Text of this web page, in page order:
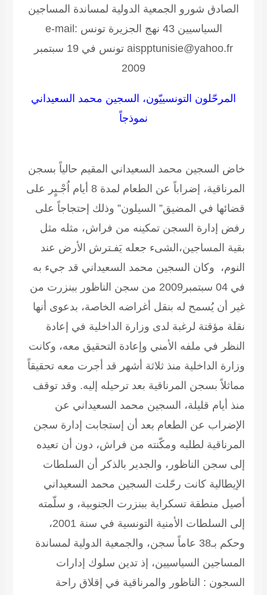
الصادق شورو الجمعية الدولية لمساندة المساجين
السياسيين
43 نهج الجزيرة تونس e-mail:
aispptunisie@yahoo.fr تونس في 19 سبتمبر
2009
المرحّلون التونسييّون، السجين محمد السعيداني
نموذجاً
خاض السجين محمد السعيداني المقيم حالياً بسجن
المرناقية، إضراباً عن الطعام لمدة 8 أيام اُجْـبٍر على
قضائها في المضيق” السيلون” وذلك إحتجاجاً على
رفض إدارة السجن تمكينه من فراش، مثله مثل
بقية المساجين،الشىء جعله يَفـترش الأرض عند
النوم، وكان السجين محمد السعيداني قد جيء به
في 04 سبتمبر2009 من سجن الناظور ببنزرت من
غير أن يُسمح له بنقل أغراضه الخاصة، بدعوى أنها
نقلة مؤقتة لرغبة لدى وزارة الداخلية في إعادة
النظر في ملفه الأمني وإعادة التحقيق معه، وكانت
وزارة الداخلية منذ ثلاثة أشهر قد أجرت معه تحقيقاً
مماثلاً بسجن المرناقية بعد ترحيله إليه. وقد توقف
منذ أيام قليلة، السجين محمد السعيداني عن
الإضراب عن الطعام بعد أن إستجابت إدارة سجن
المرناقية لطلبه ومكّنته من فراش، دون أن تعيده
إلى سجن الناظور، والجدير بالذكر أن السلطات
الإيطالية كانت رحّلت السجين محمد السعيداني
أصيل منطقة تسكراية ببنزرت الجنوبية، و سلّمته
إلى السلطات الأمنية التونسية في سنة 2001،
وحكم بـ38 عاماً سجن، والجمعية الدولية لمساندة
المساجين السياسيين، إذ تدين سلوك إدارات
السجون : الناظور والمرناقية في إقلاق راحة